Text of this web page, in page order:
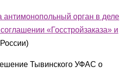
антимонопольный орган в деле
«Госстройзаказа» и
Тывинского УФАС о